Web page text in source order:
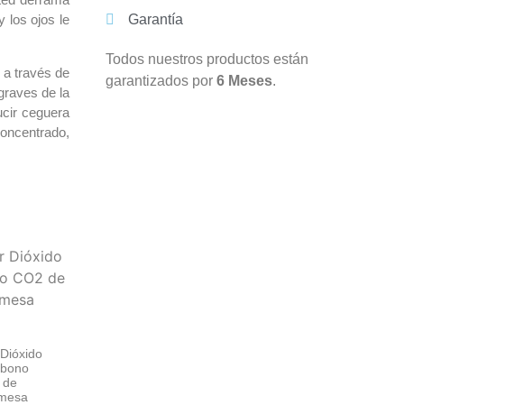
los ojos le
través de
de la
ceguera
Garantía
Todos nuestros productos están
garantizados por 6 Meses.